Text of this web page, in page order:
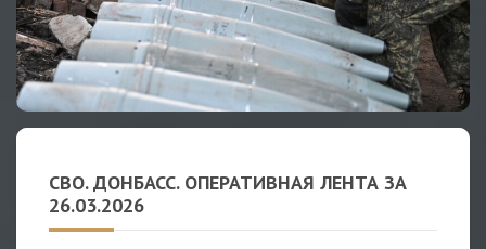
СВО. ДОНБАСС. ОПЕРАТИВНАЯ ЛЕНТА ЗА
26.03.2026